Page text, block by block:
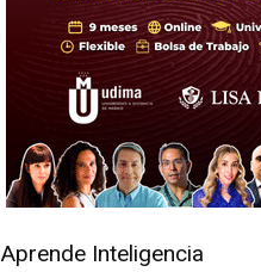
Aprende Inteligencia